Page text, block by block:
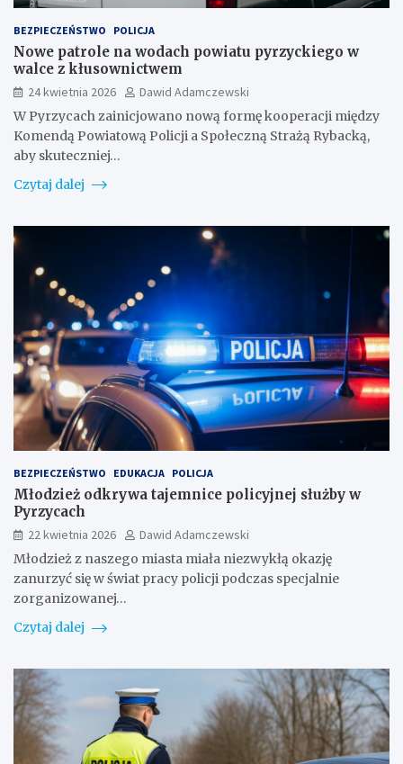
BEZPIECZEŃSTWO POLICJA
Nowe patrole na wodach powiatu pyrzyckiego w
walce z kłusownictwem
24 kwietnia 2026
Dawid Adamczewski
W Pyrzycach zainicjowano nową formę kooperacji między
Komendą Powiatową Policji a Społeczną Strażą Rybacką,
aby skuteczniej…
Czytaj dalej
BEZPIECZEŃSTWO EDUKACJA POLICJA
Młodzież odkrywa tajemnice policyjnej służby w
Pyrzycach
22 kwietnia 2026
Dawid Adamczewski
Młodzież z naszego miasta miała niezwykłą okazję
zanurzyć się w świat pracy policji podczas specjalnie
zorganizowanej…
Czytaj dalej